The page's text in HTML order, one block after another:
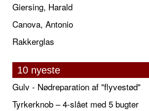
Giersing, Harald
Canova, Antonio
Rakkerglas
10 nyeste
Gulv - Nødreparation af "flyvestød"
Tyrkerknob – 4-slået med 5 bugter